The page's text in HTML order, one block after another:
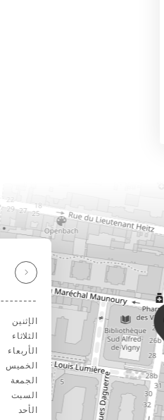
الإثنين
الثلاثاء
الأربعاء
الخميس
الجمعة
السبت
الأحد